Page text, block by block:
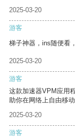
2025-03-20
游客
梯子神器，ins随便看
2025-03-20
游客
这款加速器VPM应用
助你在网络上自由移动
2025-03-20
游客